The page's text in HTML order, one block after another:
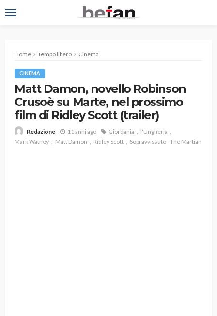
Home Tempo libero Cinema
CINEMA
Matt Damon, novello Robinson
Crusoè su Marte, nel prossimo
film di Ridley Scott (trailer)
Redazione 11 anni ago Giordania
l'Ungheria
Mark Watney
Matt Damon Ridley Scott Sopravvissuto - The Martian